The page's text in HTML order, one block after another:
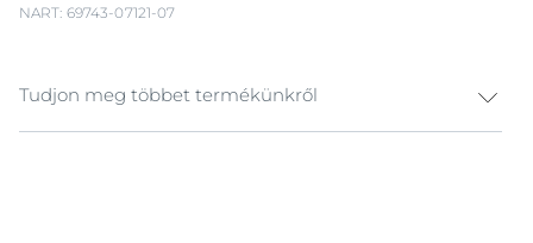
NART: 69743-07121-07
Tudjon meg többet termékünkről